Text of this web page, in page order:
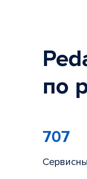
по
707